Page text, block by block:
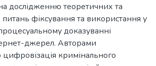
дослідженню теоретичних та
питань фіксування та використання у
доказуванні
джерел. Авторами
цифровізація кримінального